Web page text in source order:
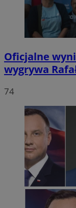
Oficjalne
wygrywa
74